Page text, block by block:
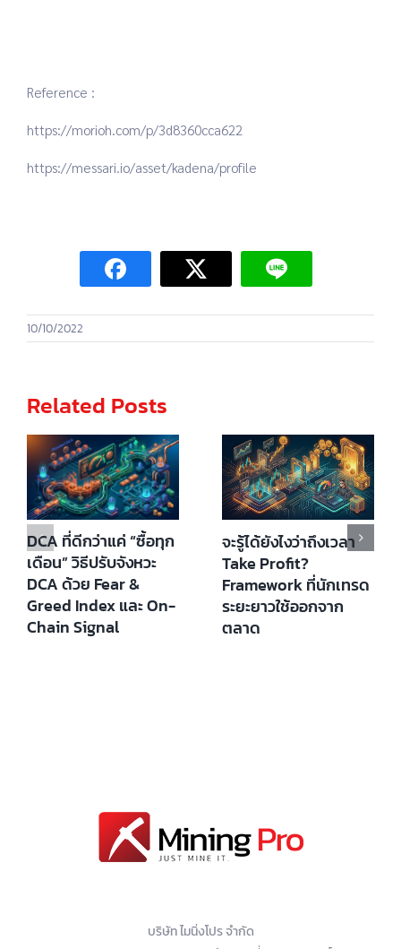
Reference :
https://morioh.com/p/3d8360cca622
https://messari.io/asset/kadena/profile
10/10/2022
Related Posts
DCA ที่ดีกว่าแค่ “ซื้อทุก
เดือน” วิธีปรับจังหวะ
DCA ด้วย Fear &
Greed Index และ On-
Chain Signal
จะรู้ได้ยังไงว่าถึงเวลา
Take Profit?
Framework ที่นักเทรด
ระยะยาวใช้ออกจาก
ตลาด
บริษัท ไมนิ่งโปร จำกัด